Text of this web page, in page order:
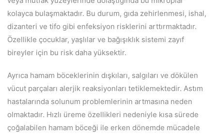
kolayca bulaşmaktadır. Bu durum, gıda zehirlenmesi, ishal,
dizanteri ve tifo gibi enfeksiyon risklerini arttırmaktadır.
Özellikle çocuklar, yaşlılar ve bağışıklık sistemi zayıf
bireyler için bu risk daha yüksektir.
Ayrıca hamam böceklerinin dışkıları, salgıları ve dökülen
vücut parçaları alerjik reaksiyonları tetiklemektedir. Astım
hastalarında solunum problemlerinin artmasına neden
olmaktadır. Hızlı üreme özellikleri nedeniyle kısa sürede
çoğalabilen hamam böceği ile erken dönemde mücadele